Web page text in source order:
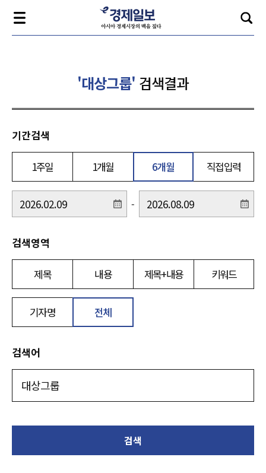
'대상그룹' 검색결과
기간검색
1주일 1개월 6개월 직접입력
-
검색영역
제목 내용 제목+내용 키워드
기자명 전체
검색어
검색